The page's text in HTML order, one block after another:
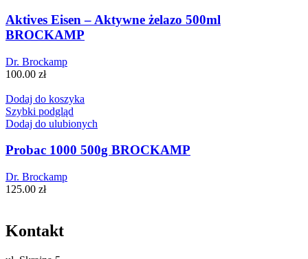
Aktives Eisen – Aktywne żelazo 500ml
BROCKAMP
Dr. Brockamp
100.00 zł
Dodaj do koszyka
Szybki podgląd
Dodaj do ulubionych
Probac 1000 500g BROCKAMP
Dr. Brockamp
125.00 zł
Kontakt